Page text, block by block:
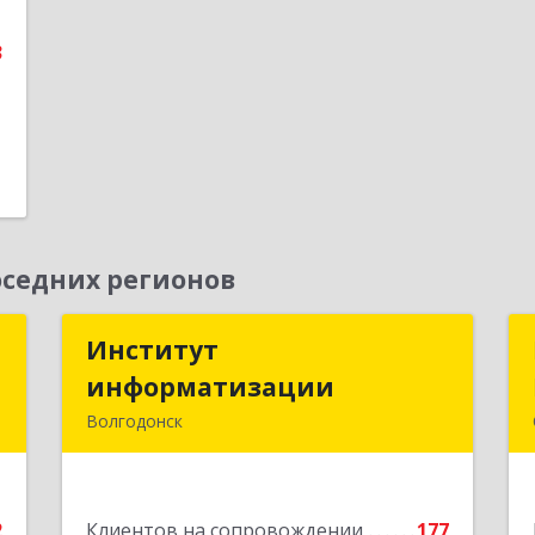
регионов
Институт
информатизации
Волгодонск
информатизации